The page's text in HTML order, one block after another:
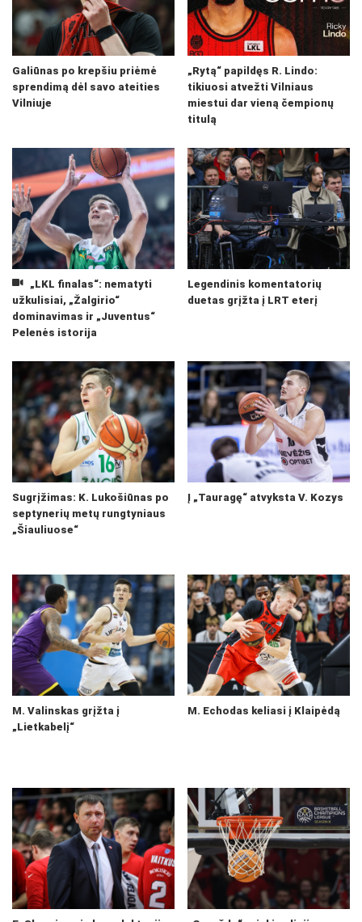
Galiūnas po krepšiu priėmė
sprendimą dėl savo ateities
Vilniuje
„Rytą“ papildęs R. Lindo:
tikiuosi atvežti Vilniaus
miestui dar vieną čempionų
titulą
„LKL finalas“: nematyti
užkulisiai, „Žalgirio“
dominavimas ir „Juventus“
Pelenės istorija
Legendinis komentatorių
duetas grįžta į LRT eterį
Sugrįžimas: K. Lukošiūnas po
septynerių metų rungtyniaus
„Šiauliuose“
Į „Tauragę“ atvyksta V. Kozys
M. Valinskas grįžta į
„Lietkabelį“
M. Echodas keliasi į Klaipėdą